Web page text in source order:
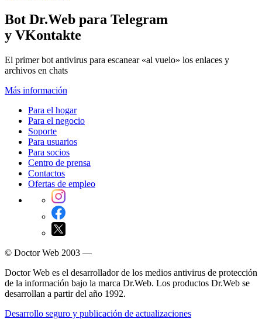
Bot Dr.Web para Telegram
y VKontakte
El primer bot antivirus para escanear «al vuelo» los enlaces y
archivos en chats
Más información
Para el hogar
Para el negocio
Soporte
Para usuarios
Para socios
Centro de prensa
Contactos
Ofertas de empleo
© Doctor Web 2003 —
Doctor Web es el desarrollador de los medios antivirus de protección
de la información bajo la marca Dr.Web. Los productos Dr.Web se
desarrollan a partir del año 1992.
Desarrollo seguro y publicación de actualizaciones